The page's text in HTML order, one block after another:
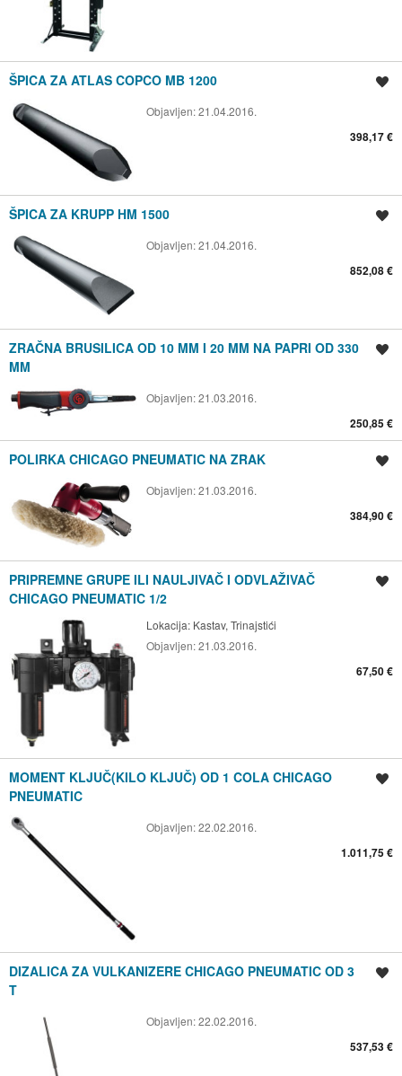
ŠPICA ZA ATLAS COPCO MB 1200
Objavljen:21.04.2016.
398,17 €
ŠPICA ZA KRUPP HM 1500
Objavljen:21.04.2016.
852,08 €
ZRAČNA BRUSILICA OD 10 MM I 20 MM NA PAPRI OD 330
MM
Objavljen:21.03.2016.
250,85 €
POLIRKA CHICAGO PNEUMATIC NA ZRAK
Objavljen:21.03.2016.
384,90 €
PRIPREMNE GRUPE ILI NAULJIVAČ I ODVLAŽIVAČ
CHICAGO PNEUMATIC 1/2
Lokacija: Kastav, Trinajstići
Objavljen:21.03.2016.
67,50 €
MOMENT KLJUČ(KILO KLJUČ) OD 1 COLA CHICAGO
PNEUMATIC
Objavljen:22.02.2016.
1.011,75 €
DIZALICA ZA VULKANIZERE CHICAGO PNEUMATIC OD 3
T
Objavljen:22.02.2016.
537,53 €